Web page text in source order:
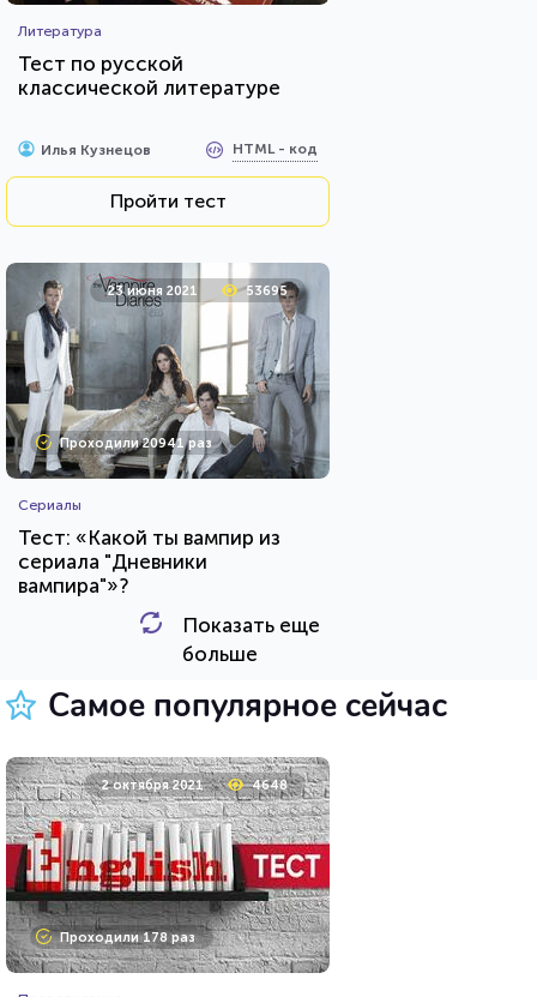
Литература
Тест по русской
классической литературе
Илья Кузнецов HTML - код
Пройти тест
23 июня 2021 53695
Проходили 20941 раз
Сериалы
Тест: «Какой ты вампир из
сериала "Дневники
вампира"»?
HTML - код
8 мая 2021 10553
Проходили 647 раз
Сериалы
Показать еще
больше
Самое популярное сейчас
2 октября 2021 4648
Проходили 178 раз